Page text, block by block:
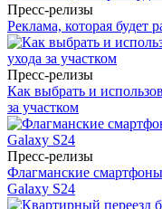
Пресс-релизы
Реклама, которая будет
Пресс-релизы
Как выбрать и
за участком
Пресс-релизы
Флагманские
Galaxy S24